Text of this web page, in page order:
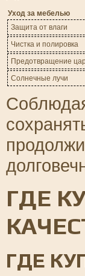
Уход за мебелью
Защита от влаги
Чистка и полировка
Предотвращение
Солнечные лучи
ГДЕ
ГДЕ